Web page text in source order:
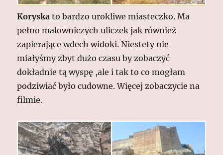
Koryska to bardzo urokliwe miasteczko. Ma
pełno malowniczych uliczek jak również
zapierające wdech widoki. Niestety nie
miałyśmy zbyt dużo czasu by zobaczyć
dokładnie tą wyspę ,ale i tak to co mogłam
podziwiać było cudowne. Więcej zobaczycie na
filmie.